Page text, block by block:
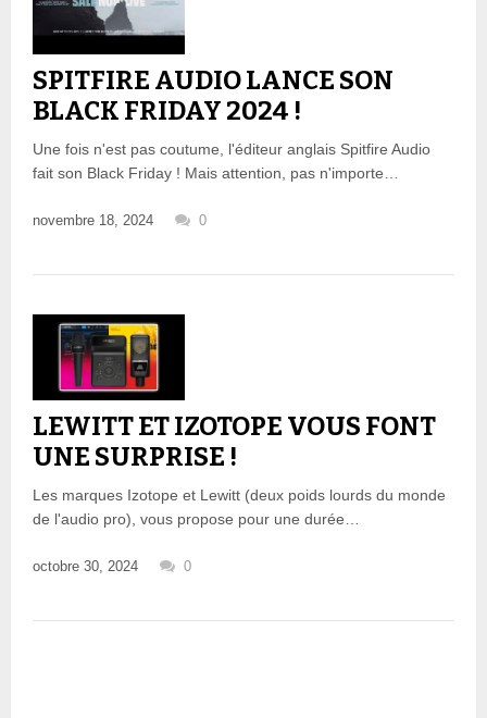
SPITFIRE AUDIO LANCE SON
BLACK FRIDAY 2024 !
Une fois n'est pas coutume, l'éditeur anglais Spitfire Audio
fait son Black Friday ! Mais attention, pas n'importe…
novembre 18, 2024 0
LEWITT ET IZOTOPE VOUS FONT
UNE SURPRISE !
Les marques Izotope et Lewitt (deux poids lourds du monde
de l'audio pro), vous propose pour une durée…
octobre 30, 2024 0